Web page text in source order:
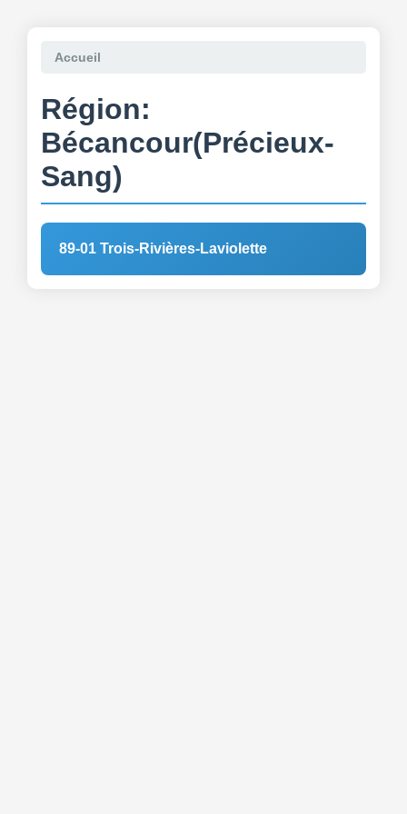
Accueil
Région:
Bécancour(Précieux-
Sang)
89-01 Trois-Rivières-Laviolette